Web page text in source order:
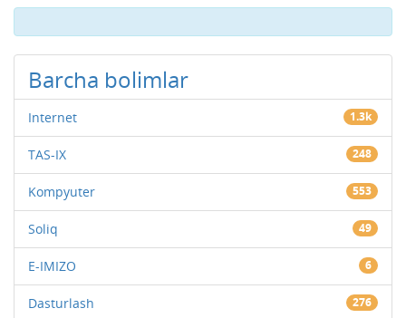
Barcha bolimlar
Internet 1.3k
TAS-IX 248
Kompyuter 553
Soliq 49
E-IMIZO 6
Dasturlash 276